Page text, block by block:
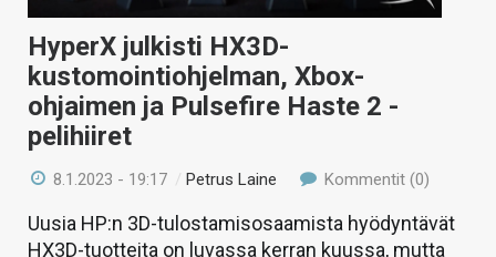
HyperX julkisti HX3D-
kustomointiohjelman, Xbox-
ohjaimen ja Pulsefire Haste 2 -
pelihiiret
8.1.2023 - 19:17 /Petrus Laine Kommentit (0)
Uusia HP:n 3D-tulostamisosaamista hyödyntävät
HX3D-tuotteita on luvassa kerran kuussa, mutta